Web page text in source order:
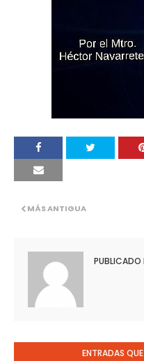
MÁS ANTIGUA
PUBLICADO
ENTRADAS